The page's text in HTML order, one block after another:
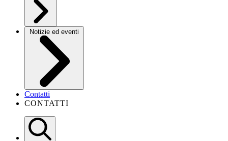
Notizie ed eventi
Contatti
CONTATTI